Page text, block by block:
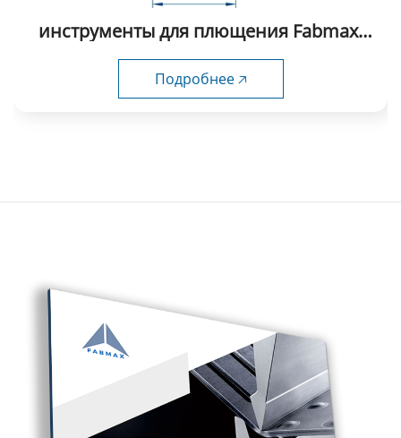
инструменты для плющения Fabmax-
Подробнее 🡥